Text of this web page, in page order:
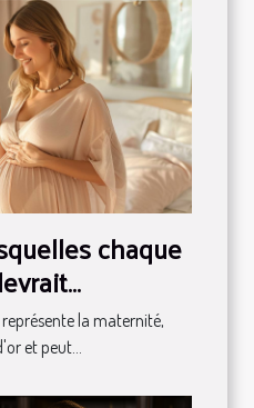
chaque
bola de
la maternité,
et peut...